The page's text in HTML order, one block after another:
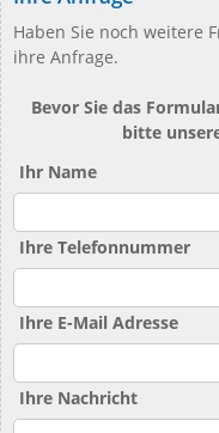
Haben Sie noch weitere
ihre Anfrage.
Bevor Sie das
bitte
Ihr Name
Ihre Telefonnummer
Ihre E-Mail Adresse
Ihre Nachricht